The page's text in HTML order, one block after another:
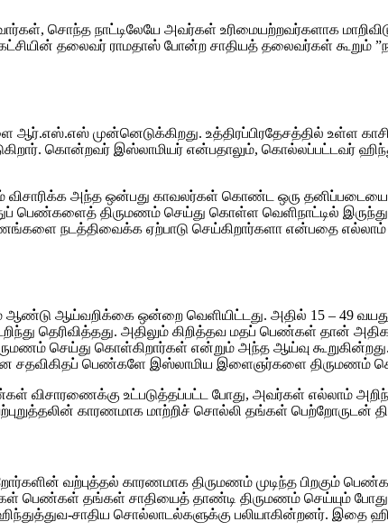
சொந்த நாட்டிலேயே அவர்கள் உரிமையற்றவர்களாக
கட்சியின் தலைவர் ராமதாஸ் போன்ற சாதியத் தலைவர்கள் கூறும்
ஆர்.எஸ்.எஸ் முன்னெடுக்கிறது. உத்திரப்பிரதேசத்தில் உள்ள
கொன்றவர் இஸ்லாமியர் என்பதாலும், கொல்லப்பட்டவர்
அந்த ஒன்பது காவலர்கள் கொண்ட ஒரு
திருமணம் செய்து கொள்ள வெளிநாட்டில்
நடத்திவைக்க ஏற்பாடு செய்கிறார்களா என்பதை
ம் ஆண்டு ஆய்வறிக்கை ஒன்றை வெளியிட்டது. அதில் 15 – 49
தெரிவித்தது. அதிலும் கிறித்தவ மதப் பெண்கள் தான்
செய்து கொள்கிறார்கள் என்றும் அந்த ஆய்வு
சதவிகிதப் பெண்களே இஸ்லாமிய இளைஞர்களை திருமணம்
உட்படுத்தப்பட்ட போது, அவர்கள் எல்லாம்
காரணமாக மாற்றிச் சொல்லி தங்கள் பெற்றோருடன்
வற்புத்தல் காரணமாக திருமணம் முடிந்த பிறகும்
பெண்கள் தங்கள் சாதியைத் தாண்டி திருமணம் செய்யும் போது,
சாதிய சொல்லாடல்களுக்கு பலியாகின்றனர். இதை